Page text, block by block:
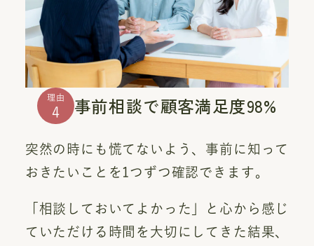
理由
4 事前相談で顧客満足度98%
突然の時にも慌てないよう、事前に知って
おきたいことを1つずつ確認できます。
「相談しておいてよかった」と心から感じ
ていただける時間を大切にしてきた結果、